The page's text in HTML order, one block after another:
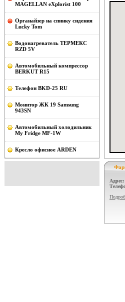
MAGELLAN eXplorist 100
Органайзер на спинку сидения
Lucky Tom
Водонагреватель ТЕРМЕКС
RZD 5V
Автомобильный компрессор
BERKUT R15
Телефон BKD-25 RU
Монитор ЖК 19 Samsung
943SN
Автомобильный холодильник
My Fridge MF-1W
Кресло офисное ARDEN
Адрес: